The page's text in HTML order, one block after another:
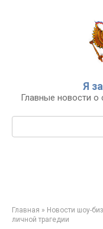
Я
Главные новости о
Главная » Новости шоу-
личной трагедии